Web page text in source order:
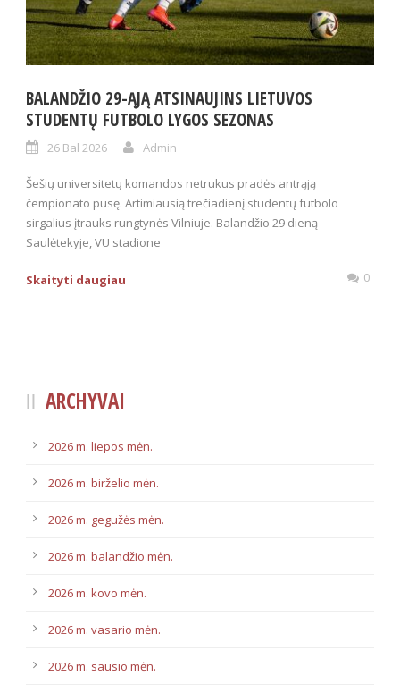
BALANDŽIO 29-ĄJĄ ATSINAUJINS LIETUVOS
STUDENTŲ FUTBOLO LYGOS SEZONAS
26 Bal 2026 Admin
Šešių universitetų komandos netrukus pradės antrąją
čempionato pusę. Artimiausią trečiadienį studentų futbolo
sirgalius įtrauks rungtynės Vilniuje. Balandžio 29 dieną
Saulėtekyje, VU stadione
Skaityti daugiau 0
ARCHYVAI
2026 m. liepos mėn.
2026 m. birželio mėn.
2026 m. gegužės mėn.
2026 m. balandžio mėn.
2026 m. kovo mėn.
2026 m. vasario mėn.
2026 m. sausio mėn.